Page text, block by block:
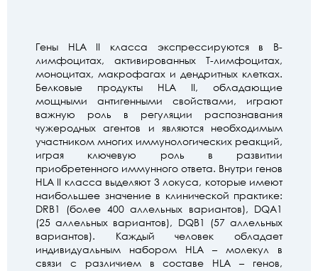
Гены HLA II класса экспрессируются в B-
лимфоцитах, активированных T-лимфоцитах,
моноцитах, макрофагах и дендритных клетках.
Белковые продукты HLA II, обладающие
мощными антигенными свойствами, играют
важную роль в регуляции распознавания
чужеродных агентов и являются необходимым
участником многих иммунологических реакций,
играя ключевую роль в развитии
приобретенного иммунного ответа. Внутри генов
HLA II класса выделяют 3 локуса, которые имеют
наибольшее значение в клинической практике:
DRB1 (более 400 аллельных вариантов), DQA1
(25 аллельных вариантов), DQB1 (57 аллельных
вариантов). Каждый человек обладает
индивидуальным набором HLA – молекул в
связи с различием в составе HLA – генов,